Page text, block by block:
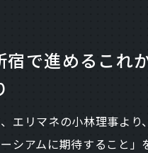
宿で進めるこれ
エリマネの小林理事より
シアムに期待すること」